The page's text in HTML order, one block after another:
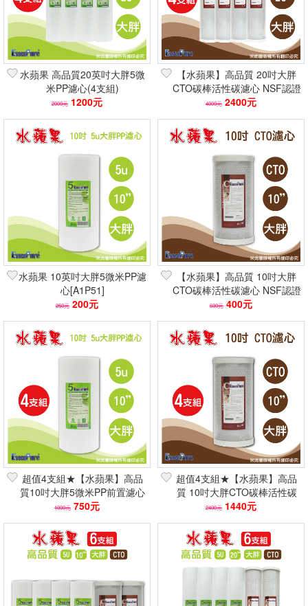
水蘋果 高品質20英吋大胖5微
米PP濾心(4支組)
2000元 1200元
【水蘋果】高品質 20吋大胖
CTO碳棒活性碳濾心 NSF認證
濾材 強效除氯去味(4支組)
4000元 2400元
水蘋果 10英吋大胖5微米PP濾
心[A1P51]
250元 200元
【水蘋果】高品質 10吋大胖
CTO碳棒活性碳濾心 NSF認證
濾材 強效除氯去味
600元 400元
超值4支組★【水蘋果】高品
質10吋大胖5微米PP前置濾心
NSF測試 強效除泥沙鐵鏽
1000元 750元
超值4支組★【水蘋果】高品
質 10吋大胖CTO碳棒活性碳
濾心 NSF認證濾材 強效除氯
去味
2400元 1440元